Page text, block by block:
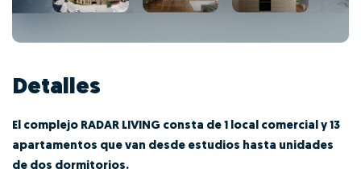
Detalles
El complejo RADAR LIVING consta de 1 local comercial y 13
apartamentos que van desde estudios hasta unidades
de dos dormitorios.